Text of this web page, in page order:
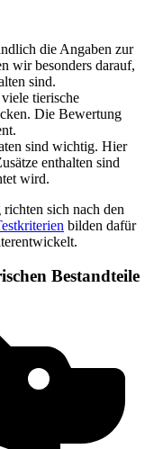
die Angaben zur
wir besonders darauf,
sind.
tierische
Die Bewertung
sind wichtig. Hier
enthalten sind
wird.
sich nach den
bilden dafür
Bestandteile